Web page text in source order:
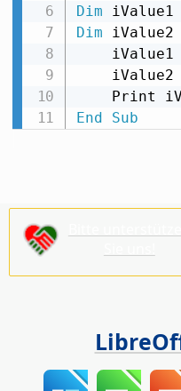
Dim iValue1
Dim iValue2
    iValue1
    iValue2
Print
End
Sub